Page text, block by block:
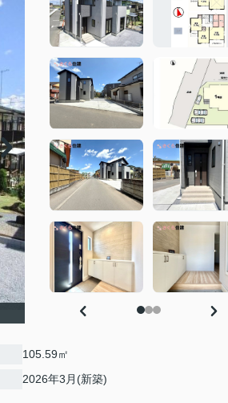
105.59㎡
2026年3月(新築)